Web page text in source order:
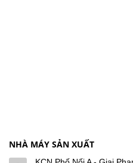
NHÀ MÁY SẢN XUẤT